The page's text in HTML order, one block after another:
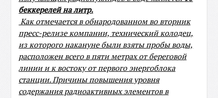
беккерелей на литр.
Как отмечается в обнародованном во вторник
пресс-релизе компании, технический колодец,
из которого накануне были взяты пробы воды,
расположен всего в пяти метрах от береговой
линии и к востоку от первого энергоблока
станции. Причины повышения уровня
содержания радиоактивных элементов в